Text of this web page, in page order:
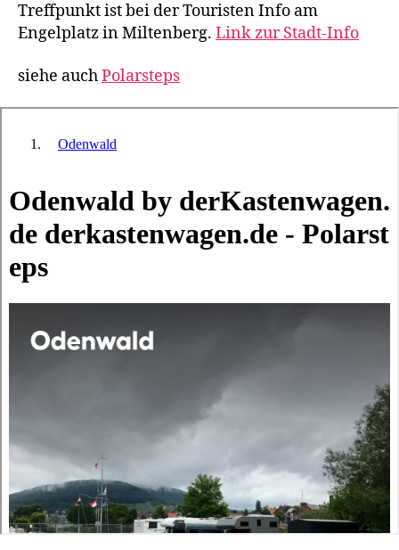
Treffpunkt ist bei der Touristen Info am
Engelplatz in Miltenberg. Link zur Stadt-Info
siehe auchPolarsteps